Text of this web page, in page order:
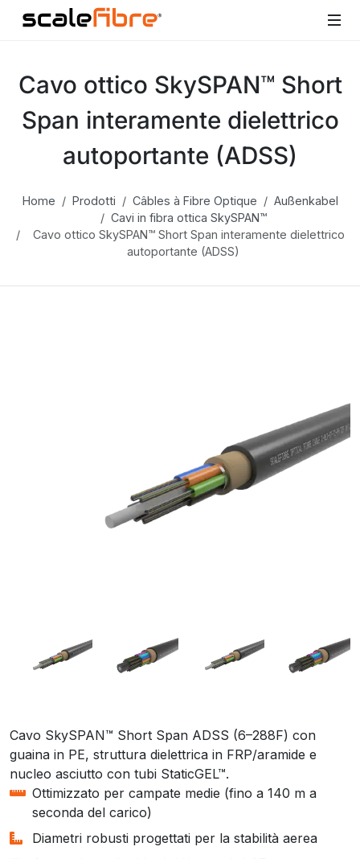
Cavo ottico SkySPAN™ Short
Span interamente dielettrico
autoportante (ADSS)
Home Prodotti Câbles à Fibre Optique
Außenkabel
Cavi in fibra ottica SkySPAN™
Cavo ottico SkySPAN™ Short Span interamente dielettrico
autoportante (ADSS)
Cavo SkySPAN™ Short Span ADSS (6–288F) con
guaina in PE, struttura dielettrica in FRP/aramide e
nucleo asciutto con tubi StaticGEL™.
Ottimizzato per campate medie (fino a 140 m a
seconda del carico)
Diametri robusti progettati per la stabilità aerea